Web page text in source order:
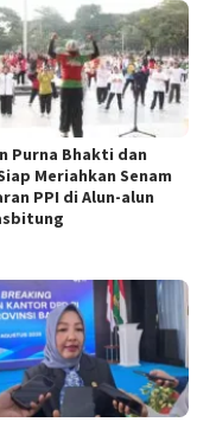
Purna Bhakti dan
Meriahkan Senam
PPI di Alun-alun